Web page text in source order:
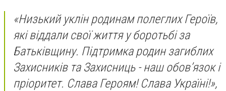
«Низький уклін родинам полеглих Героїв,
які віддали свої життя у боротьбі за
Батьківщину. Підтримка родин загиблих
Захисників та Захисниць - наш обов’язок і
пріоритет. Слава Героям! Слава Україні!»,